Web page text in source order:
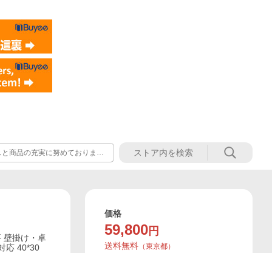
商品の充実に努めておりま
ぞお気軽にご利用ください。
壁掛け・卓
応 40*30
価格
59,800 円
送料無料 （東京都）